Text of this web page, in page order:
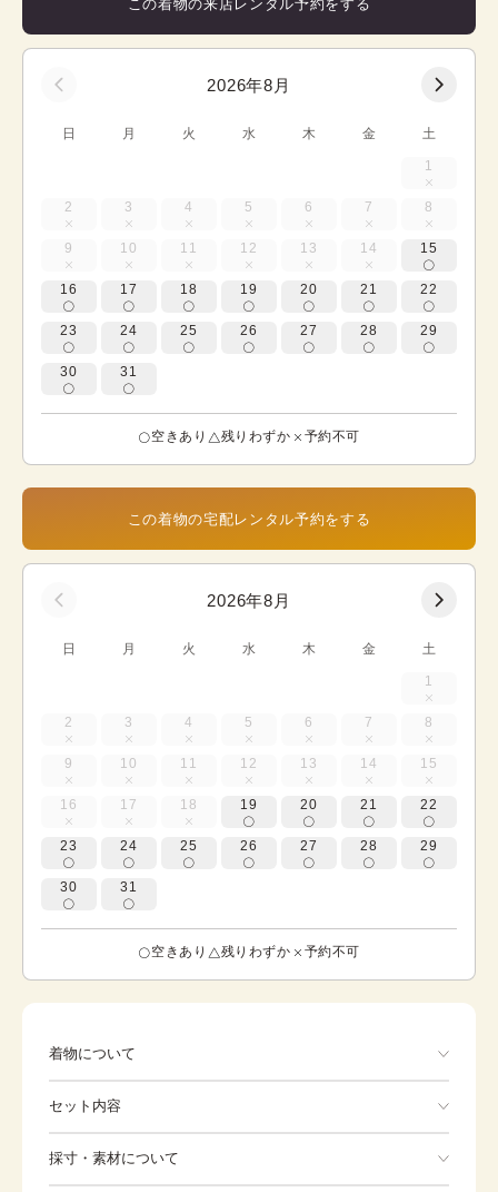
この着物の来店レンタル予約をする
2026年8月
日 月 火 水 木 金 土
1
2 3 4 5 6 7 8
9 10 11 12 13 14 15
16 17 18 19 20 21 22
23 24 25 26 27 28 29
30 31
空きあり 残りわずか 予約不可
この着物の宅配レンタル予約をする
2026年8月
日 月 火 水 木 金 土
1
2 3 4 5 6 7 8
9 10 11 12 13 14 15
16 17 18 19 20 21 22
23 24 25 26 27 28 29
30 31
空きあり 残りわずか 予約不可
着物について
の高い吉祥の文様。薄いピンクや黄色の花々に、紐に流れ
セット内容
※着付けに必要な一式をすべて含みます。
採寸・素材について